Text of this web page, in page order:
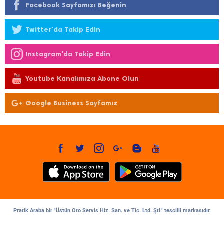
Facebook Sayfamızı Beğenin
Twitter'da Takip Edin
Instagram'da Takip Edin
Youtube Kanalımıza Abone Olun
Google Business Sayfamız
Pratik Araba bir "Üstün Oto Servis Hiz. San. ve Tic. Ltd. Şti." tescilli markasıdır.